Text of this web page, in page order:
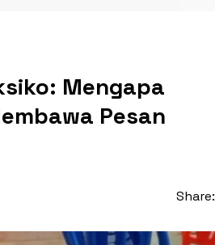
Mengapa
Pesan
Share: